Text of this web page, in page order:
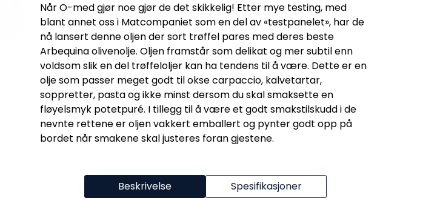
Når O-med gjør noe gjør de det skikkelig! Etter mye testing, med
blant annet oss i Matcompaniet som en del av «testpanelet», har de
nå lansert denne oljen der sort trøffel pares med deres beste
Arbequina olivenolje. Oljen framstår som delikat og mer subtil enn
voldsom slik en del trøffeloljer kan ha tendens til å være. Dette er en
olje som passer meget godt til okse carpaccio, kalvetartar,
soppretter, pasta og ikke minst dersom du skal smaksette en
fløyelsmyk potetpuré. I tillegg til å være et godt smakstilskudd i de
nevnte rettene er oljen vakkert emballert og pynter godt opp på
bordet når smakene skal justeres foran gjestene.
Beskrivelse Spesifikasjoner